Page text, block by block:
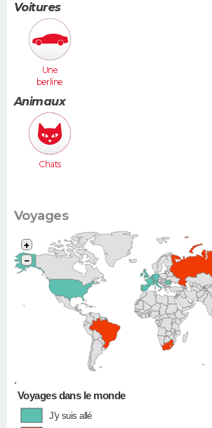
Voitures
Une
berline
406...)
Animaux
Chats
Voyages
•
+
−
Voyages dans le monde
J'y suis allé